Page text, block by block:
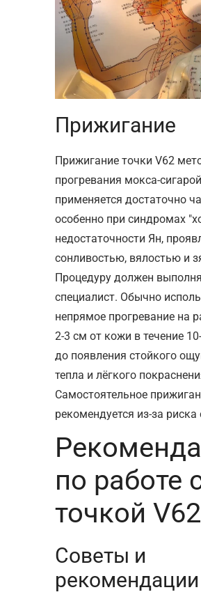
Прижигание
Прижигание точки V62
прогревания мокса-сигарой
применяется достаточно
особенно при синдромах
недостаточности Ян,
сонливостью, вялостью и
Процедуру должен
специалист. Обычно
непрямое прогревание на
2-3 см от кожи в течение
до появления стойкого
тепла и лёгкого
Самостоятельное
рекомендуется из-за риска
по работе
точкой V62
Советы и
рекомендации